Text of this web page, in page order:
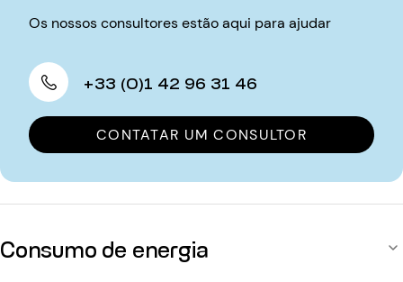
Os nossos consultores estão aqui para ajudar
+33 (0)1 42 96 31 46
CONTATAR UM CONSULTOR
Consumo de energia